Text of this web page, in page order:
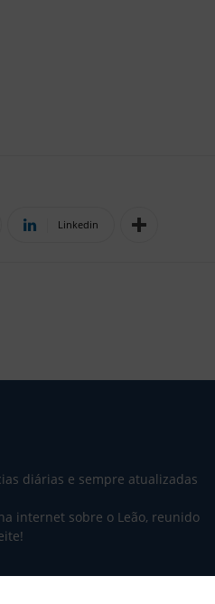
Linkedin
diárias e sempre atualizadas
internet sobre o Leão, reunido